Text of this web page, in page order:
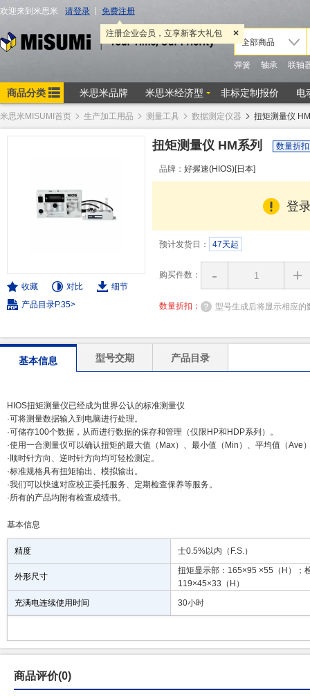
米思米MISUMI首页 生产加工用品 测量工具 数据测定仪器 扭矩测量仪
收藏 对比
细节
产品目录P.35>
扭矩测量仪 HM系列 数量折扣
品牌： 好握速(HIOS)[日本]
登
预计发货日： 47天起
购买件数： - +
数量折扣： 型号生成后将显示相应的
基本信息 型号交期 产品目录
HIOS扭矩测量仪已经成为世界公认的标准测量仪
·可将测量数据输入到电脑进行处理。
·可储存100个数据，从而进行数据的保存和管理（仅限HP和HDP系列）。
·使用一合测量仪可以确认扭矩的最大值（Max）、最小值（Min）、平均值（Ave
·顺时针方向、逆时针方向均可轻松测定。
·标准规格具有扭矩输出、模拟输出。
·我们可以快速对应校正委托服务、定期检查保养等服务。
·所有的产品均附有检查成绩书。
基本信息
精度 士0.5%以内（F.S.）
外形尺寸
扭矩显示部：165×95 ×55（H）；
119×45×33（H）
充满电连续使用时间
30小时
商品评价(0)